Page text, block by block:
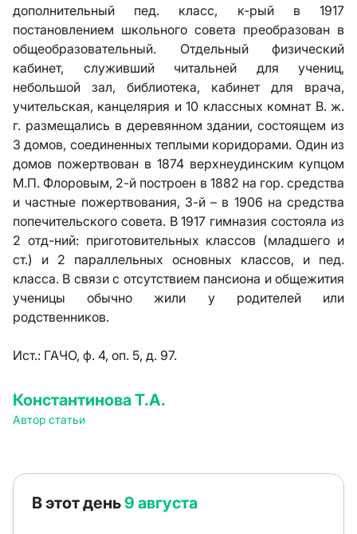
дополнительный пед. класс, к-рый в 1917
постановлением школьного совета преобразован в
общеобразовательный. Отдельный физический
кабинет, служивший читальней для учениц,
небольшой зал, библиотека, кабинет для врача,
учительская, канцелярия и 10 классных комнат В. ж.
г. размещались в деревянном здании, состоящем из
3 домов, соединенных теплыми коридорами. Один из
домов пожертвован в 1874 верхнеудинским купцом
М.П. Флоровым, 2-й построен в 1882 на гор. средства
и частные пожертвования, 3-й – в 1906 на средства
попечительского совета. В 1917 гимназия состояла из
2 отд-ний: приготовительных классов (младшего и
ст.) и 2 параллельных основных классов, и пед.
класса. В связи с отсутствием пансиона и общежития
ученицы обычно жили у родителей или
родственников.
Ист.: ГАЧО, ф. 4, оп. 5, д. 97.
Константинова Т.А.
Автор статьи
В этот день9 августа